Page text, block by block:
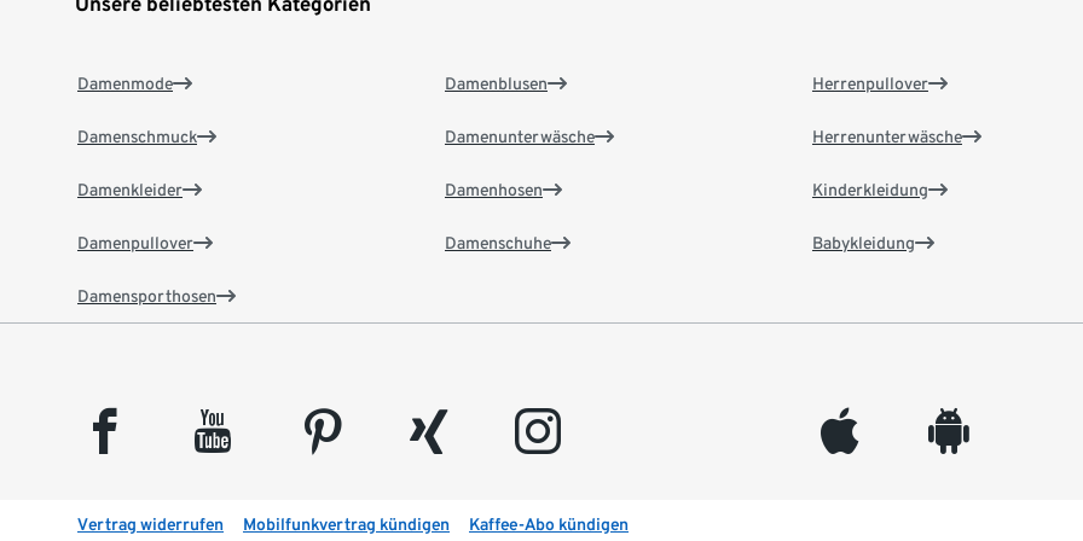
Damenmode
Damenschmuck
Damenkleider
Damenpullover
Damensporthosen
Damenblusen
Damenunterwäsche
Damenhosen
Damenschuhe
Herrenpullover
Herrenunterwäsche
Kinderkleidung
Babykleidung
facebook youtube pinterest xing instagram appleinc android
Vertrag widerrufen Mobilfunkvertrag kündigen Kaffee-Abo kündigen